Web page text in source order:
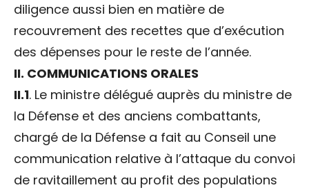
diligence aussi bien en matière de
recouvrement des recettes que d’exécution
des dépenses pour le reste de l’année.
II. COMMUNICATIONS ORALES
II.1. Le ministre délégué auprès du ministre de
la Défense et des anciens combattants,
chargé de la Défense a fait au Conseil une
communication relative à l’attaque du convoi
de ravitaillement au profit des populations